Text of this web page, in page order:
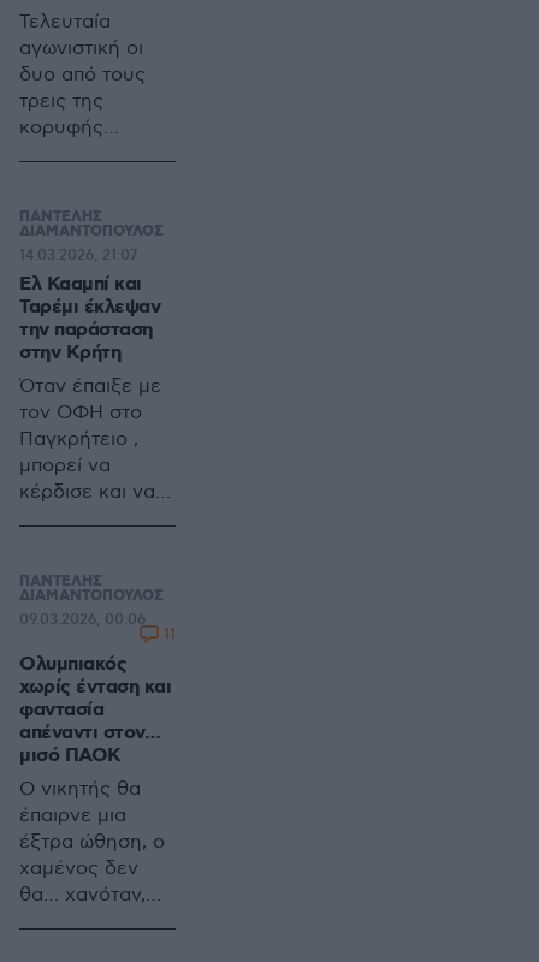
Τελευταία
αγωνιστική οι
δυο από τους
τρεις της
κορυφής
στον Βόλο και ο
Ολυμπιακός δεν
κατέβαλε το
εμπόδιο της
ΑΕΛ
ΠΑΝΤΕΛΗΣ
ΔΙΑΜΑΝΤΟΠΟΥΛΟΣ
Ελ Κααμπί και
Ταρέμι έκλεψαν
την παράσταση
στην Κρήτη
Όταν έπαιξε με
τον ΟΦΗ στο
Παγκρήτειο ,
μπορεί να
κέρδισε και να
Betsson όμως ο
Ολυμπιακός δεν
ήταν καλός
14.03.2026, 21:07
ΠΑΝΤΕΛΗΣ
ΔΙΑΜΑΝΤΟΠΟΥΛΟΣ
Ολυμπιακός
χωρίς ένταση και
φαντασία
απέναντι στον…
μισό ΠΑΟΚ
Ο νικητής θα
έπαιρνε μια
έξτρα ώθηση, ο
χαμένος δεν
θα… χανόταν,
09.03.2026, 00:06
11